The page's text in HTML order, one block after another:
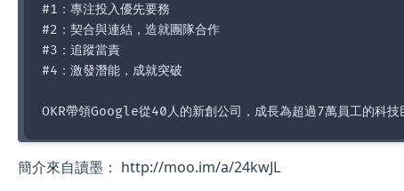
#1：專注投入優先要務
#2：契合與連結，造就團隊合作
#3：追蹤當責
#4：激發潛能，成就突破
簡介來自讀墨： http://moo.im/a/24kwJL